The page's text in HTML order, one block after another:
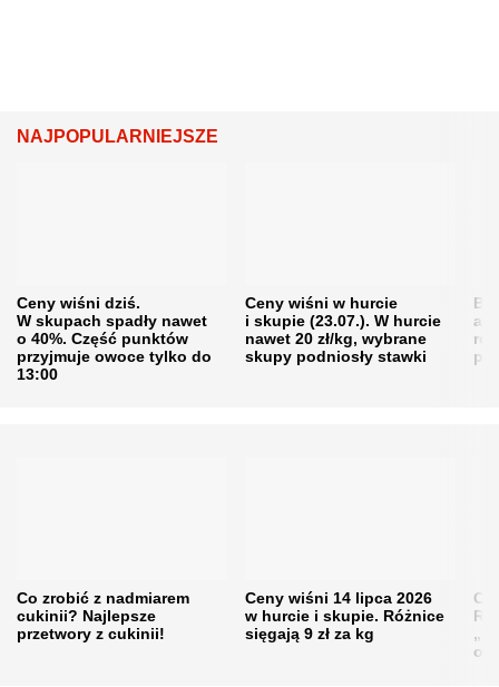
NAJPOPULARNIEJSZE
Ceny wiśni dziś.
W skupach spadły nawet
o 40%. Część punktów
przyjmuje owoce tylko do
13:00
Ceny wiśni w hurcie
i skupie (23.07.). W hurcie
nawet 20 zł/kg, wybrane
skupy podniosły stawki
Co zrobić z nadmiarem
cukinii? Najlepsze
przetwory z cukinii!
Ceny wiśni 14 lipca 2026
w hurcie i skupie. Różnice
sięgają 9 zł za kg